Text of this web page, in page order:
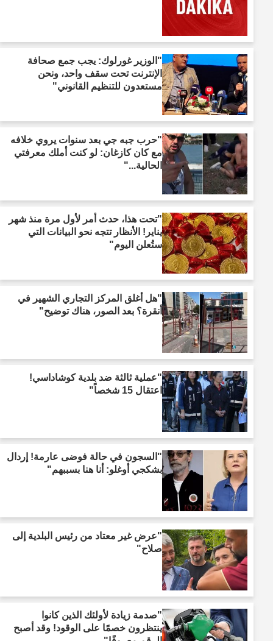
"الوزير غورلوك: يجب جمع صحافة
الإنترنت تحت سقف واحد، ونحن
مستعدون للتنظيم القانوني"
"حرب جبه جي بعد سنوات يروي خلافه
مع كان كازغان: لو كنت أملك معرفتي
الحالية..."
"تحت هذا، حدث أمر لأول مرة منذ شهر
يناير! الأنظار تتجه نحو البيانات التي
ستُعلن اليوم"
"هل أُغلق المركز التجاري الشهير في
أنقرة؟ بعد الصور، هناك توضيح"
"عملية ثالثة ضد بلدية كوشاداسي!
اعتقال 15 شخصاً"
"السجون في حالة فوضى عارمة! إردال
بشكجي أوغلو: أنا هنا بسببهم"
"عرض غير معتاد من رئيس البلدية إلى
صلاح"
"صدمة زيادة لأولئك الذين كانوا
ينتظرون خصمًا على الوقود! وقد أصبح